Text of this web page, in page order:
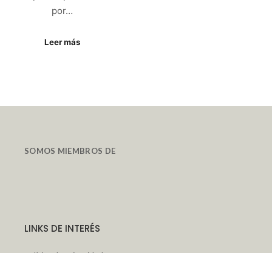
por…
Leer más
SOMOS MIEMBROS DE
LINKS DE INTERÉS